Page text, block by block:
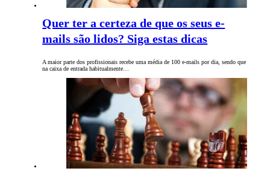
Quer ter a certeza de que os seus e-
mails são lidos? Siga estas dicas
A maior parte dos profissionais recebe uma média de 100 e-mails por dia, sendo que
na caixa de entrada habitualmente…